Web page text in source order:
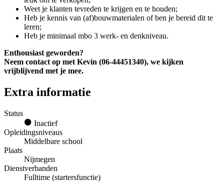
Weet je klanten tevreden te krijgen en te houden;
Heb je kennis van (af)bouwmaterialen of ben je bereid dit te
leren;
Heb je minimaal mbo 3 werk- en denkniveau.
Enthousiast geworden?
Neem contact op met Kevin (06-44451340), we kijken
vrijblijvend met je mee.
Extra informatie
Status
Inactief
Opleidingsniveaus
Middelbare school
Plaats
Nijmegen
Dienstverbanden
Fulltime (startersfunctie)